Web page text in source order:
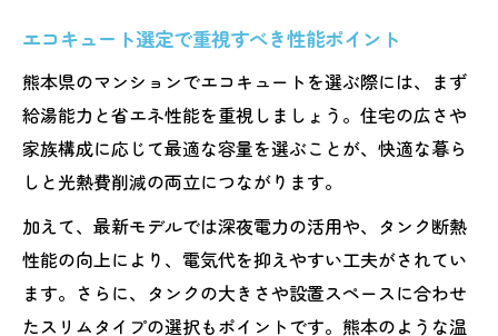
エコキュート選定で重視すべき性能ポイント
熊本県のマンションでエコキュートを選ぶ際には、まず
給湯能力と省エネ性能を重視しましょう。住宅の広さや
家族構成に応じて最適な容量を選ぶことが、快適な暮ら
しと光熱費削減の両立につながります。
加えて、最新モデルでは深夜電力の活用や、タンク断熱
性能の向上により、電気代を抑えやすい工夫がされてい
ます。さらに、タンクの大きさや設置スペースに合わせ
たスリムタイプの選択もポイントです。熊本のような温